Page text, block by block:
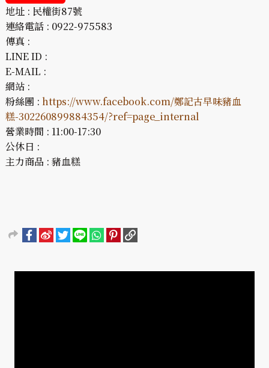
地址 : 民權街87號
連絡電話 : 0922-975583
傳真 :
LINE ID :
E-MAIL :
網站 :
粉絲團 : https://www.facebook.com/鄭記古早味豬血
糕-302260899884354/?ref=page_internal
營業時間 : 11:00-17:30
公休日 :
主力商品 : 豬血糕